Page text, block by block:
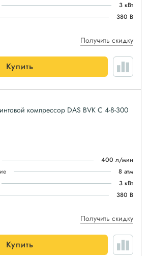
3 кВт
380 В
Получить скидку
Купить
компрессор DAS BVK C 4-8-300
400 л/мин
8 атм
3 кВт
380 В
Получить скидку
Купить